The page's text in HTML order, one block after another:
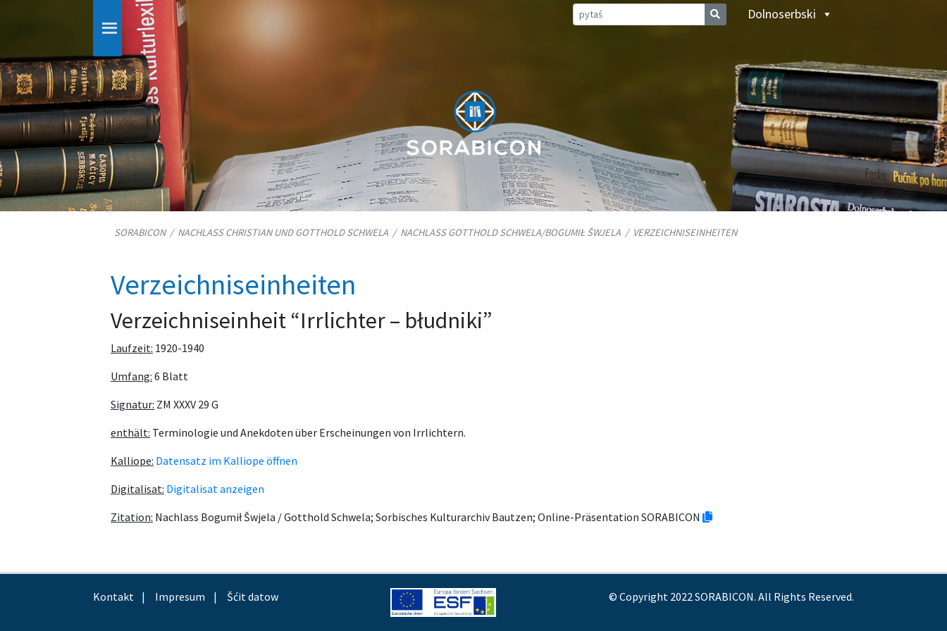
Dolnoserbski
SORABICON/ NACHLASS CHRISTIAN UND GOTTHOLD SCHWELA / NACHLASS GOTTHOLD SCHWELA/​BOGUMIŁ ŠWJELA / VERZEICHNISEINHEITEN
Verzeichniseinheiten
Verzeichniseinheit “Irrlichter – błudniki”
Laufzeit: 1920-1940
Umfang: 6 Blatt
Signatur: ZM XXXV 29 G
enthält: Terminologie und Anekdoten über Erscheinungen von Irrlichtern.
Kalliope: Datensatz im Kalliope öffnen
Digitalisat: Digitalisat anzeigen
Zitation: Nachlass Bogumił Šwjela / Gotthold Schwela; Sorbisches Kulturarchiv Bautzen; Online-Präsentation SORABICON
Kontakt Impresum Šćit datow © Copyright 2022 SORABICON. All Rights Reserved.